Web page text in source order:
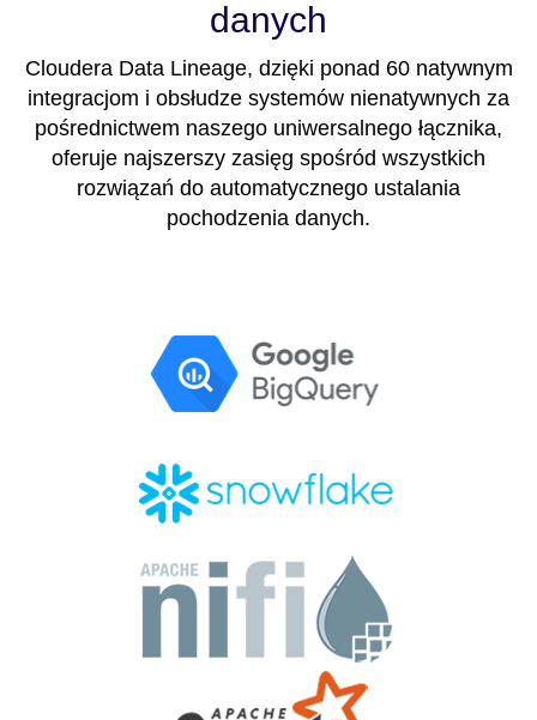
danych
Cloudera Data Lineage, dzięki ponad 60 natywnym
integracjom i obsłudze systemów nienatywnych za
pośrednictwem naszego uniwersalnego łącznika,
oferuje najszerszy zasięg spośród wszystkich
rozwiązań do automatycznego ustalania
pochodzenia danych.